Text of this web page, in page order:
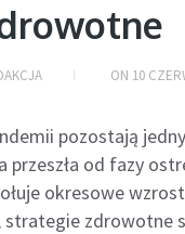
ON 10
pozostają
przeszła od fazy
okresowe
zdrowotne